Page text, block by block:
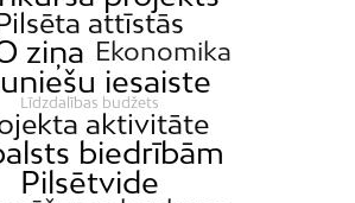
attīstās
ziņa Ekonomika
iesaiste
Līdzdalības budžets
aktivitāte
biedrībām
Pilsētvide